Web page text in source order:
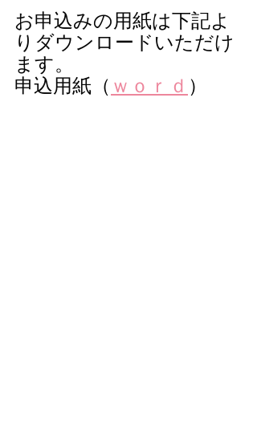
お申込みの用紙は下記よ
りダウンロードいただけ
ます。
申込用紙（ ｗｏｒｄ ）